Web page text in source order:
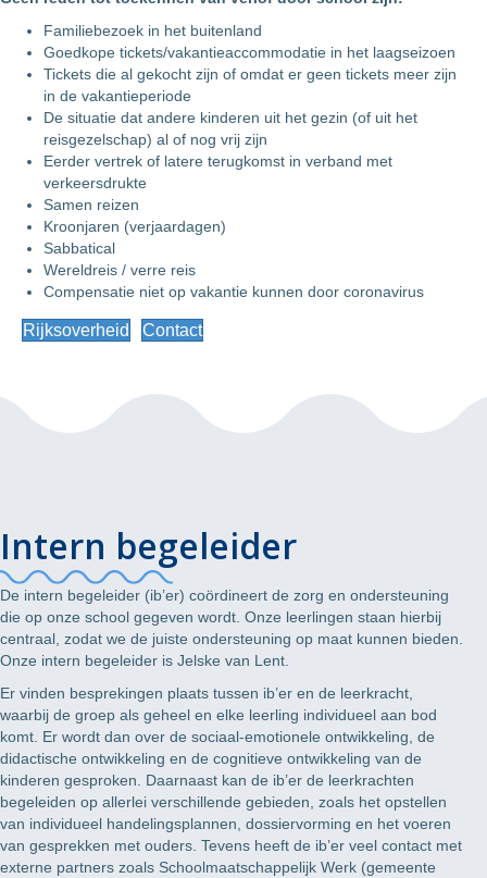
Familiebezoek in het buitenland
Goedkope tickets/vakantieaccommodatie in het laagseizoen
Tickets die al gekocht zijn of omdat er geen tickets meer zijn
in de vakantieperiode
De situatie dat andere kinderen uit het gezin (of uit het
reisgezelschap) al of nog vrij zijn
Eerder vertrek of latere terugkomst in verband met
verkeersdrukte
Samen reizen
Kroonjaren (verjaardagen)
Sabbatical
Wereldreis / verre reis
Compensatie niet op vakantie kunnen door coronavirus
Rijksoverheid Contact
Intern begeleider
De intern begeleider (ib’er) coördineert de zorg en ondersteuning
die op onze school gegeven wordt. Onze leerlingen staan hierbij
centraal, zodat we de juiste ondersteuning op maat kunnen bieden.
Onze intern begeleider is Jelske van Lent.
Er vinden besprekingen plaats tussen ib’er en de leerkracht,
waarbij de groep als geheel en elke leerling individueel aan bod
komt. Er wordt dan over de sociaal-emotionele ontwikkeling, de
didactische ontwikkeling en de cognitieve ontwikkeling van de
kinderen gesproken. Daarnaast kan de ib’er de leerkrachten
begeleiden op allerlei verschillende gebieden, zoals het opstellen
van individueel handelingsplannen, dossiervorming en het voeren
van gesprekken met ouders. Tevens heeft de ib’er veel contact met
externe partners zoals Schoolmaatschappelijk Werk (gemeente